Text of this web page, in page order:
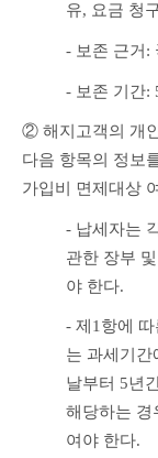
유, 요금 청
- 보존 근거:
- 보존 기간:
② 해지고객의 개
다음 항목의 정보
가입비 면제대상
- 납세자는
관한 장부
야 한다.
- 제1항에
는 과세기간
날부터 5년
해당하는 경
여야 한다.